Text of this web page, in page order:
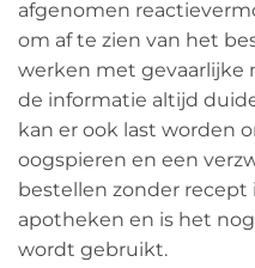
afgenomen
om af te zien van het
werken met gevaarlijke
de informatie altijd
kan er ook last worden
oogspieren en een
bestellen zonder
apotheken en is het
wordt gebruikt.